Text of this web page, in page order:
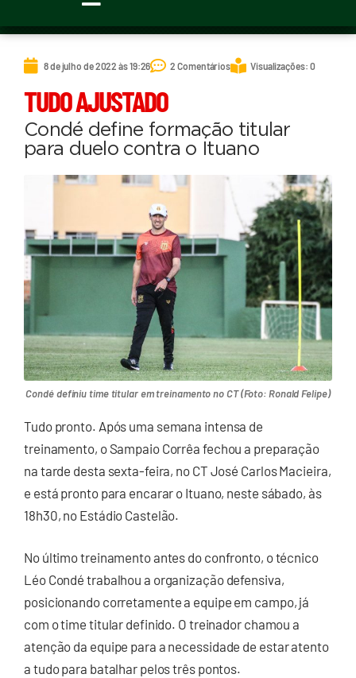
8 de julho de 2022 às 19:26 2 Comentários Visualizações: 0
TUDO AJUSTADO
Condé define formação titular
para duelo contra o Ituano
Condé definiu time titular em treinamento no CT (Foto: Ronald Felipe)
Tudo pronto. Após uma semana intensa de
treinamento, o Sampaio Corrêa fechou a preparação
na tarde desta sexta-feira, no CT José Carlos Macieira,
e está pronto para encarar o Ituano, neste sábado, às
18h30, no Estádio Castelão.
No último treinamento antes do confronto, o técnico
Léo Condé trabalhou a organização defensiva,
posicionando corretamente a equipe em campo, já
com o time titular definido. O treinador chamou a
atenção da equipe para a necessidade de estar atento
a tudo para batalhar pelos três pontos.